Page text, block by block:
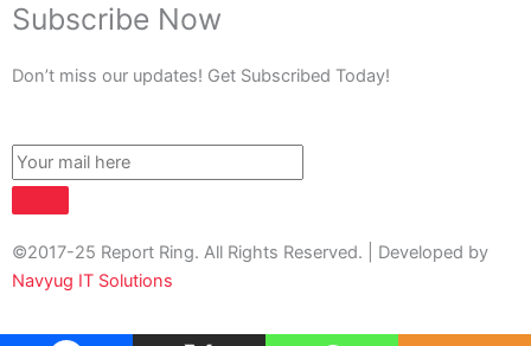
Subscribe Now
Don’t miss our updates! Get Subscribed Today!
©2017-25 Report Ring. All Rights Reserved. | Developed by
Navyug IT Solutions